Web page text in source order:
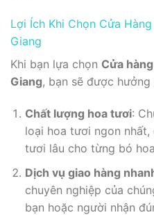
Lợi Ích Khi Chọn Cửa
Giang
Khi bạn lựa chọn Cửa
Giang, bạn sẽ được
Chất lượng hoa tươi:
loại hoa tươi ngon
tươi lâu cho từng bó
Dịch vụ giao hàng
chuyên nghiệp của
bạn hoặc người nhận